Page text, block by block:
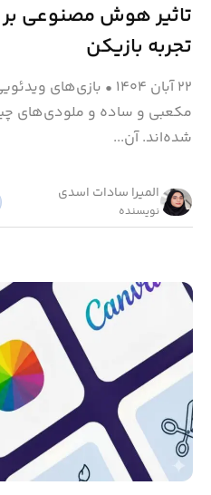
تاثیر هوش مصنوعی
تجربه بازیکن
۲۲ آبان ۱۴۰۴ • بازی‌های
شده‌اند. آن...
المیرا سادات اسدی
نویسنده